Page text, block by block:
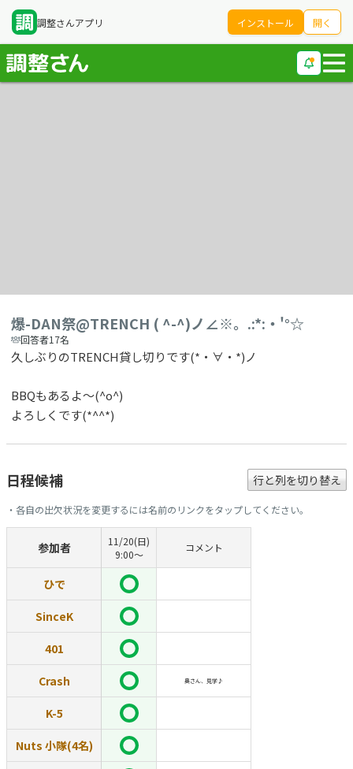
調整さんアプリ インストール 開く
爆-DAN祭@TRENCH ( ^-^)ノ∠※。.:*:・'°☆
回答者17名
久しぶりのTRENCH貸し切りです(*・∀・*)ノ
BBQもあるよ～(^o^)
よろしくです(*^^*)
日程候補 行と列を切り替え
・各自の出欠状況を変更するには名前のリンクをタップしてください。
参加者
11/20(日)
9:00〜
コメント
ひで
SinceK
401
Crash 奥さん、見学♪
K-5
Nuts 小隊(4名)